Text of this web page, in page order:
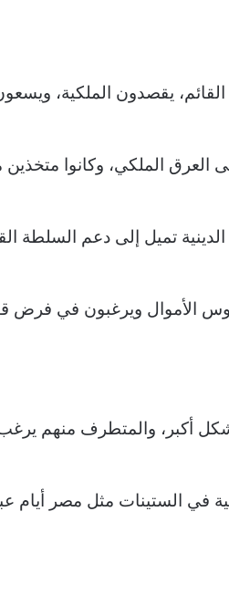
يقصدون الملكية،
الملكي، وكانوا متخذين
تميل إلى دعم السلطة
الأموال ويرغبون في فرض
أكبر، والمتطرف منهم
في الستينات مثل مصر أيام